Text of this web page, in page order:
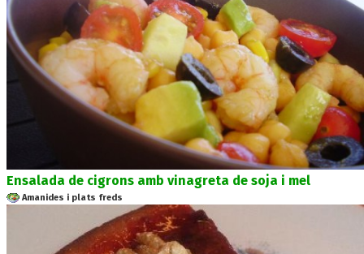
Ensalada de cigrons amb vinagreta de soja i mel
Amanides i plats freds